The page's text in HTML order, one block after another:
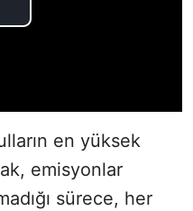
en yüksek
emisyonlar
sürece, her